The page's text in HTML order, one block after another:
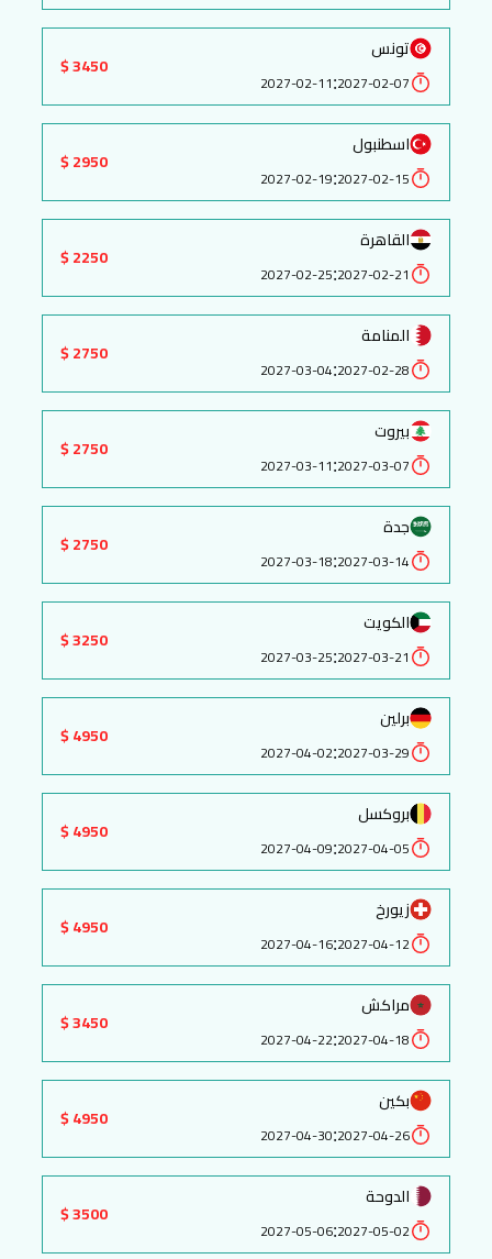
تونس
2027-02-07
:
2027-02-11
3450 $
اسطنبول
2027-02-15
:
2027-02-19
2950 $
القاهرة
2027-02-21
:
2027-02-25
2250 $
المنامة
2027-02-28
:
2027-03-04
2750 $
بيروت
2027-03-07
:
2027-03-11
2750 $
جدة
2027-03-14
:
2027-03-18
2750 $
الكويت
2027-03-21
:
2027-03-25
3250 $
برلين
2027-03-29
:
2027-04-02
4950 $
بروكسل
2027-04-05
:
2027-04-09
4950 $
زيورخ
2027-04-12
:
2027-04-16
4950 $
مراكش
2027-04-18
:
2027-04-22
3450 $
بكين
2027-04-26
:
2027-04-30
4950 $
الدوحة
2027-05-02
:
2027-05-06
3500 $